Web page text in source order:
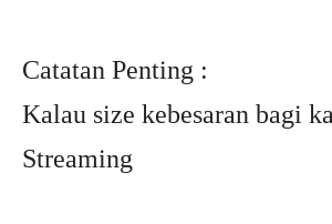
Catatan Penting :
Kalau size kebesaran bagi
Streaming